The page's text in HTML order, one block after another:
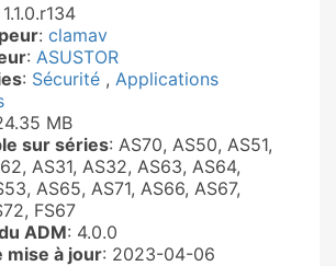
: clamav
: ASUSTOR
: Sécurité , Applications
MB
sur séries: AS70, AS50, AS51,
AS31, AS32, AS63, AS64,
AS65, AS71, AS66, AS67,
FS67
ADM: 4.0.0
mise à jour: 2023-04-06